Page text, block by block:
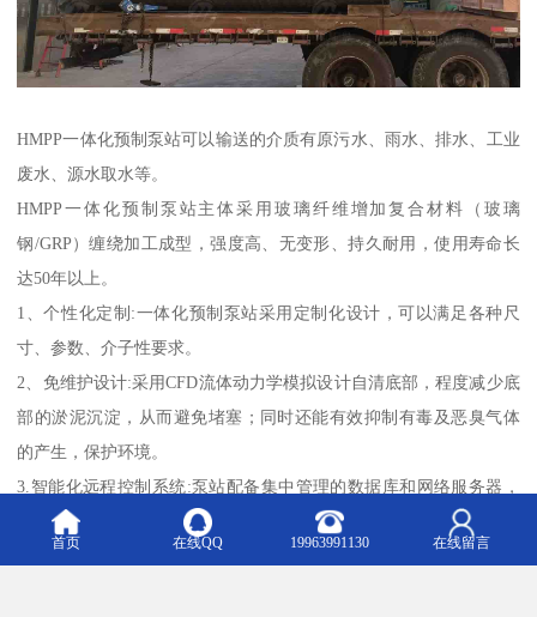
HMPP一体化预制泵站可以输送的介质有原污水、雨水、排水、工业
废水、源水取水等。
HMPP一体化预制泵站主体采用玻璃纤维增加复合材料（玻璃
钢/GRP）缠绕加工成型，强度高、无变形、持久耐用，使用寿命长
达50年以上。
1、个性化定制:一体化预制泵站采用定制化设计，可以满足各种尺
寸、参数、介子性要求。
2、免维护设计:采用CFD流体动力学模拟设计自清底部，程度减少底
部的淤泥沉淀，从而避免堵塞；同时还能有效抑制有毒及恶臭气体
的产生，保护环境。
3.智能化远程控制系统:泵站配备集中管理的数据库和网络服务器，
用户只需使用带有互联网接入的智能手机、电脑，既可随时随地了
解泵站运行状况，如运行时间、负荷点、设定点、传感值、报警等
首页 在线QQ 19963991130 在线留言